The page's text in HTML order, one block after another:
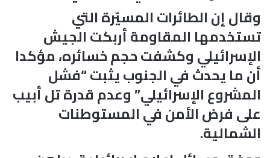
وقال إن الطائرات المسيّرة التي
تستخدمها المقاومة أربكت الجيش
الإسرائيلي وكشفت حجم خسائره، مؤكدا
أن ما يحدث في الجنوب يثبت “فشل
المشروع الإسرائيلي” وعدم قدرة تل أبيب
على فرض الأمن في المستوطنات
الشمالية.